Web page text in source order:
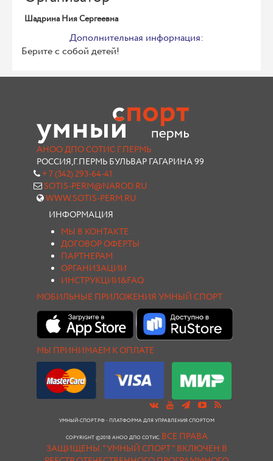
Шадрина Ния Сергеевна
Дополнительная информация:
Берите с собой детей!
АНОО ДПО СОТИС Г.ПЕРМЬ
РОССИЯ,Г.ПЕРМЬ БУЛЬВАР ГАГАРИНА 99
+ 7 (342) 293-64-41
SOTIS-PERM@NAROD.RU
WWW.SOTIS-PERM.RU
ИНФОРМАЦИЯ
МЫ В КОНТАКТЕ
ДОГОВОР ОФЕРТЫ
ПАРТНЕРАМ
ОРГАНИЗАЦИИ
ИНСТРУКЦИИ&FAQ
МОБИЛЬНЫЕ ПРИЛОЖЕНИЯ УМНЫЙ СПОРТ
МЫ ПРИНИМАЕМ К ОПЛАТЕ
УМНЫЙ-СПОРТ.РФ - ПЛАТФОРМА ДЛЯ УПРАВЛЕНИЯ СПОРТОМ
COPYRIGHT ©2018 АНОО ДПО СОТИС. ВСЕ ПРАВА
ЗАЩИЩЕНЫ."УМНЫЙ СПОРТ " ВКЛЮЧЕН В